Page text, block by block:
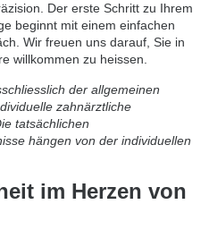
Der erste Schritt zu Ihrem
beginnt mit einem einfachen
Wir freuen uns darauf, Sie in
willkommen zu heissen.
der allgemeinen
zahnärztliche
tatsächlichen
hängen von der individuellen
im Herzen von